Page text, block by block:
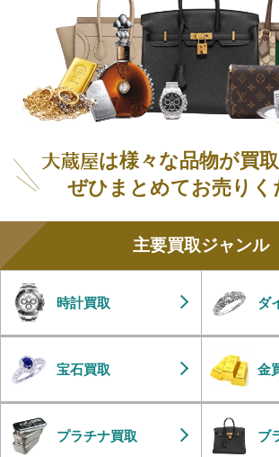
は様々な品物が買
ぜひまとめてお売りく
主要買取ジャンル
時計買取 ダ
宝石買取 金
プラチナ買取 ブ